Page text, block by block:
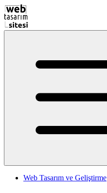
Web Tasarım ve Geliştirme